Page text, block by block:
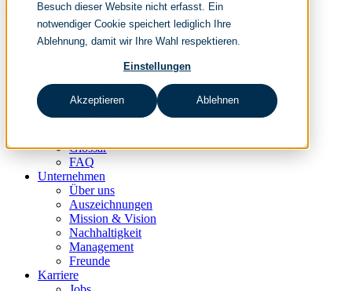
Besuch dieser Website nicht erfasst. Ein
notwendiger Cookie speichert lediglich Ihre
Ablehnung, damit wir Ihre Wahl respektieren.
Einstellungen
Akzeptieren Ablehnen
Navigation überspringen
Home
Leistungen
it & management consulting
people & culture
Wissen & Events
nc360° Magazin
Glossar
FAQ
Unternehmen
Über uns
Auszeichnungen
Mission & Vision
Nachhaltigkeit
Management
Freunde
Karriere